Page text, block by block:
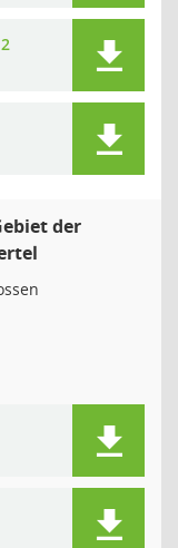
der